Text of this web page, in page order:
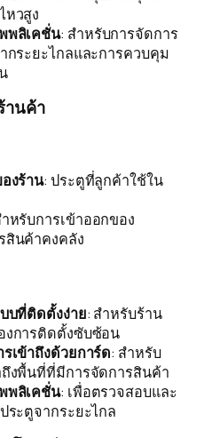
วสูง
พลิเคชั่น: สำหรับการจัดการ
กระยะไกลและการควบคุม
านค้า
งร้าน: ประตูที่ลูกค้าใช้ใน
หรับการเข้าออกของ
สินค้าคงคลัง
บที่ติดตั้งง่าย: สำหรับร้าน
งการติดตั้งซับซ้อน
เข้าถึงด้วยการ์ด: สำหรับ
งพื้นที่ที่มีการจัดการสินค้า
พลิเคชั่น: เพื่อตรวจสอบและ
ระตูจากระยะไกล